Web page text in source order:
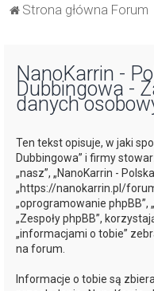
Strona główna Forum
NanoKarrin -
Dubbingowa -
danych
Ten tekst opisuje, w jaki
Dubbingowa” i firmy
„nasz”, „NanoKarrin -
„https://nanokarrin.pl/
„oprogramowanie phpBB”,
„Zespoły phpBB”,
„informacjami o tobie”
na forum.
Informacje o tobie są